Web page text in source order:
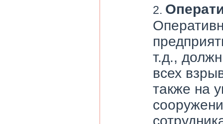
т.д.,
всех
также на